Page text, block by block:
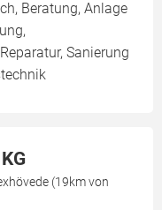
Beratung, Anlage
Sanierung
(19km von